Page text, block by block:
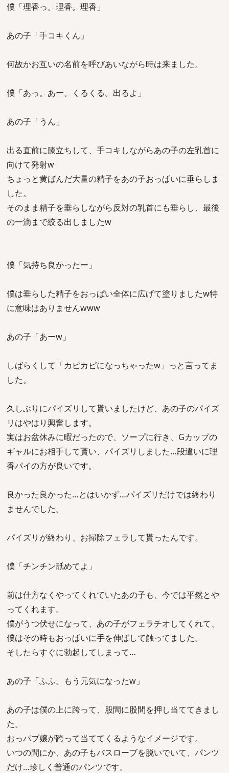
僕「理香っ。理香。理香」
あの子「手コキくん」
何故かお互いの名前を呼びあいながら時は来ました。
僕「あっ。あー。くるくる。出るよ」
あの子「うん」
出る直前に膝立ちして、手コキしながらあの子の左乳首に
向けて発射w
ちょっと黄ばんだ大量の精子をあの子おっぱいに垂らしま
した。
そのまま精子を垂らしながら反対の乳首にも垂らし、最後
の一滴まで絞る出しましたw
僕「気持ち良かったー」
僕は垂らした精子をおっぱい全体に広げて塗りましたw特
に意味はありませんwww
あの子「あーw」
しばらくして「カピカピになっちゃったw」っと言ってま
した。
久しぶりにパイズリして貰いましたけど、あの子のパイズ
リはやはり興奮します。
実はお盆休みに暇だったので、ソープに行き、Gカップの
ギャルにお相手して貰い、パイズリしました…段違いに理
香パイの方が良いです。
良かった良かった…とはいかず…パイズリだけでは終わり
ませんでした。
パイズリが終わり、お掃除フェラして貰ったんです。
僕「チンチン舐めてよ」
前は仕方なくやってくれていたあの子も、今では平然とや
ってくれます。
僕がうつ伏せになって、あの子がフェラチオしてくれて、
僕はその時もおっぱいに手を伸ばして触ってました。
そしたらすぐに勃起してしまって…
あの子「ふふ。もう元気になったw」
あの子は僕の上に跨って、股間に股間を押し当ててきまし
た。
おっパブ嬢が跨って当ててくるようなイメージです。
いつの間にか、あの子もバスローブを脱いでいて、パンツ
だけ…珍しく普通のパンツです。